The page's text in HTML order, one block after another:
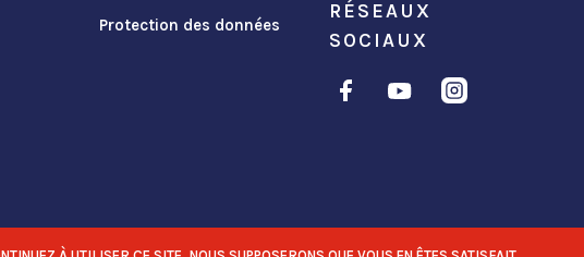
Protection des données
RÉSEAUX
SOCIAUX